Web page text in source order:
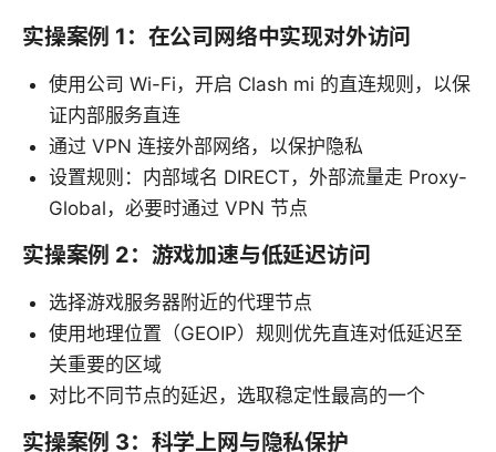
实操案例 1：在公司网络中实现对外访问
使用公司 Wi-Fi，开启 Clash mi 的直连规则，以保
证内部服务直连
通过 VPN 连接外部网络，以保护隐私
设置规则：内部域名 DIRECT，外部流量走 Proxy-
Global，必要时通过 VPN 节点
实操案例 2：游戏加速与低延迟访问
选择游戏服务器附近的代理节点
使用地理位置（GEOIP）规则优先直连对低延迟至
关重要的区域
对比不同节点的延迟，选取稳定性最高的一个
实操案例 3：科学上网与隐私保护